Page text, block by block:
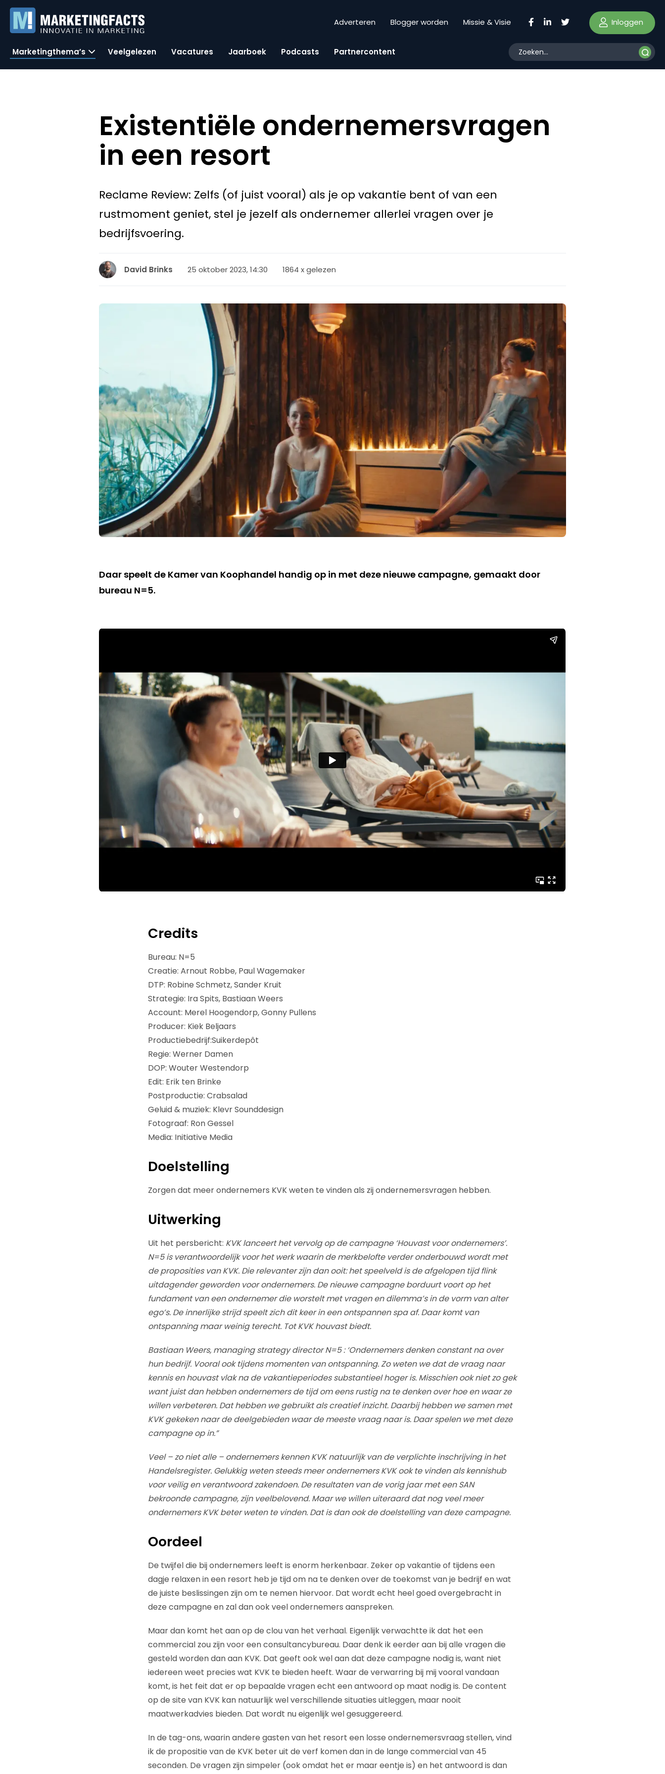
Adverteren Blogger worden Missie & Visie Inloggen
Marketingthema’s Veelgelezen Vacatures Jaarboek Podcasts Partnercontent
Existentiële ondernemersvragen
in een resort
Reclame Review: Zelfs (of juist vooral) als je op vakantie bent of van een
rustmoment geniet, stel je jezelf als ondernemer allerlei vragen over je
bedrijfsvoering.
David Brinks 25 oktober 2023, 14:30 1864 x gelezen
Daar speelt de Kamer van Koophandel handig op in met deze nieuwe campagne, gemaakt door
bureau N=5.
Credits
Bureau: N=5
Creatie: Arnout Robbe, Paul Wagemaker
DTP: Robine Schmetz, Sander Kruit
Strategie: Ira Spits, Bastiaan Weers
Account: Merel Hoogendorp, Gonny Pullens
Producer: Kiek Beljaars
Productiebedrijf:Suikerdepôt
Regie: Werner Damen
DOP: Wouter Westendorp
Edit: Erik ten Brinke
Postproductie: Crabsalad
Geluid & muziek: Klevr Sounddesign
Fotograaf: Ron Gessel
Media: Initiative Media
Doelstelling
Zorgen dat meer ondernemers KVK weten te vinden als zij ondernemersvragen hebben.
Uitwerking
Uit het persbericht: KVK lanceert het vervolg op de campagne ‘Houvast voor ondernemers’.
N=5 is verantwoordelijk voor het werk waarin de merkbelofte verder onderbouwd wordt met
de proposities van KVK. Die relevanter zijn dan ooit: het speelveld is de afgelopen tijd flink
uitdagender geworden voor ondernemers. De nieuwe campagne borduurt voort op het
fundament van een ondernemer die worstelt met vragen en dilemma’s in de vorm van alter
ego’s. De innerlijke strijd speelt zich dit keer in een ontspannen spa af. Daar komt van
ontspanning maar weinig terecht. Tot KVK houvast biedt.
Bastiaan Weers, managing strategy director N=5 : ‘Ondernemers denken constant na over
hun bedrijf. Vooral ook tijdens momenten van ontspanning. Zo weten we dat de vraag naar
kennis en houvast vlak na de vakantieperiodes substantieel hoger is. Misschien ook niet zo gek
want juist dan hebben ondernemers de tijd om eens rustig na te denken over hoe en waar ze
willen verbeteren. Dat hebben we gebruikt als creatief inzicht. Daarbij hebben we samen met
KVK gekeken naar de deelgebieden waar de meeste vraag naar is. Daar spelen we met deze
campagne op in.”
Veel – zo niet alle – ondernemers kennen KVK natuurlijk van de verplichte inschrijving in het
Handelsregister. Gelukkig weten steeds meer ondernemers KVK ook te vinden als kennishub
voor veilig en verantwoord zakendoen. De resultaten van de vorig jaar met een SAN
bekroonde campagne, zijn veelbelovend. Maar we willen uiteraard dat nog veel meer
ondernemers KVK beter weten te vinden. Dat is dan ook de doelstelling van deze campagne.
Oordeel
De twijfel die bij ondernemers leeft is enorm herkenbaar. Zeker op vakantie of tijdens een
dagje relaxen in een resort heb je tijd om na te denken over de toekomst van je bedrijf en wat
de juiste beslissingen zijn om te nemen hiervoor. Dat wordt echt heel goed overgebracht in
deze campagne en zal dan ook veel ondernemers aanspreken.
Maar dan komt het aan op de clou van het verhaal. Eigenlijk verwachtte ik dat het een
commercial zou zijn voor een consultancybureau. Daar denk ik eerder aan bij alle vragen die
gesteld worden dan aan KVK. Dat geeft ook wel aan dat deze campagne nodig is, want niet
iedereen weet precies wat KVK te bieden heeft. Waar de verwarring bij mij vooral vandaan
komt, is het feit dat er op bepaalde vragen echt een antwoord op maat nodig is. De content
op de site van KVK kan natuurlijk wel verschillende situaties uitleggen, maar nooit
maatwerkadvies bieden. Dat wordt nu eigenlijk wel gesuggereerd.
In de tag-ons, waarin andere gasten van het resort een losse ondernemersvraag stellen, vind
ik de propositie van de KVK beter uit de verf komen dan in de lange commercial van 45
seconden. De vragen zijn simpeler (ook omdat het er maar eentje is) en het antwoord is dan